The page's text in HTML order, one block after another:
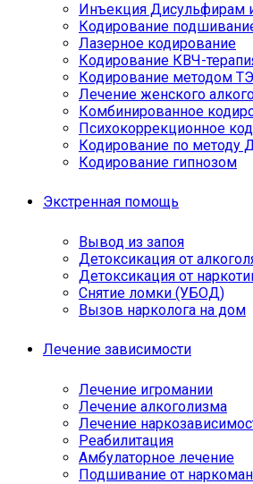
Инъекция Дисульфирам
Кодирование
Лазерное кодирование
Кодирование КВЧ-
Кодирование методом
Лечение женского
Комбинированное
Психокоррекционное
Кодирование по методу
Кодирование гипнозом
Экстренная помощь
Вывод из запоя
Детоксикация от
Детоксикация от
Снятие ломки (УБОД)
Вызов нарколога на дом
Лечение зависимости
Лечение игромании
Лечение алкоголизма
Лечение
Реабилитация
Амбулаторное лечение
Подшивание от